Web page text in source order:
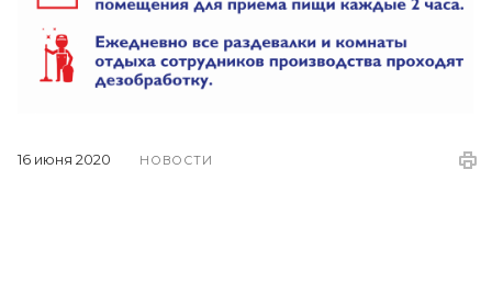
16 июня 2020 НОВОСТИ